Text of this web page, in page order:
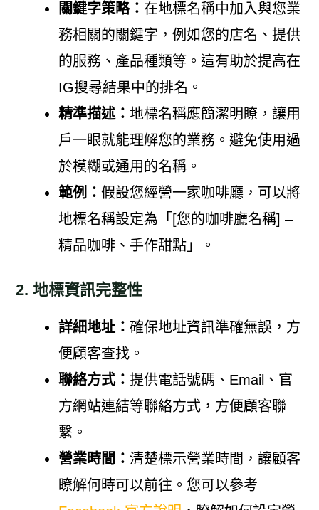
關鍵字策略： 在地標名稱中加入與您業
務相關的關鍵字，例如您的店名、提供
的服務、產品種類等。這有助於提高在
IG搜尋結果中的排名。
精準描述： 地標名稱應簡潔明瞭，讓用
戶一眼就能理解您的業務。避免使用過
於模糊或通用的名稱。
範例： 假設您經營一家咖啡廳，可以將
地標名稱設定為「[您的咖啡廳名稱] –
精品咖啡、手作甜點」。
2. 地標資訊完整性
詳細地址： 確保地址資訊準確無誤，方
便顧客查找。
聯絡方式： 提供電話號碼、Email、官
方網站連結等聯絡方式，方便顧客聯
繫。
營業時間： 清楚標示營業時間，讓顧客
瞭解何時可以前往。您可以參考